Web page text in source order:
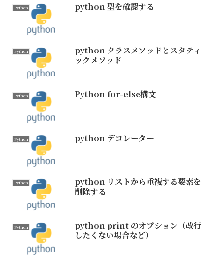
Python python 型を確認する
Python
python クラスメソッドとスタティ
ックメソッド
Python Python for-else構文
Python python デコレーター
Python
python リストから重複する要素を
削除する
Python
python print のオプション（改行
したくない場合など）